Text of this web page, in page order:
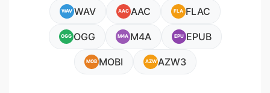
WAV WAV AAC AAC FLA FLAC
OGG OGG M4A M4A EPU EPUB
MOB MOBI AZWAZW3